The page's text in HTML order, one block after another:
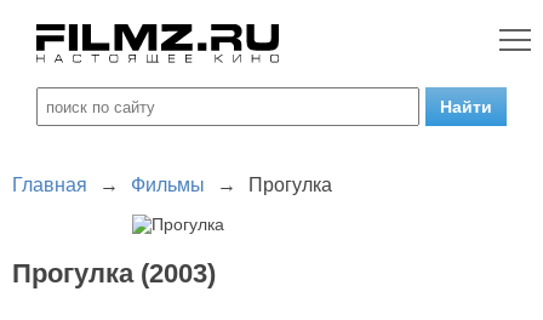
Главная → Фильмы → Прогулка
Прогулка (2003)